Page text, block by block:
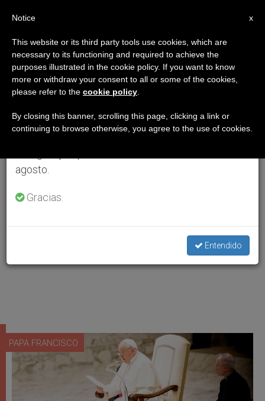
PAPA FRANCISCO
×
Aviso importante
Del 27 de julio al 7 de agosto haremos la pausa
anual, aprovechando que en el periodo de verano
se generan menos informaciones y también el
agosto.
Gracias.
Entendido
x
Notice
This website or its third party tools use cookies, which are
necessary to its functioning and required to achieve the
purposes illustrated in the cookie policy. If you want to know
more or withdraw your consent to all or some of the cookies,
please refer to the cookie policy
By closing this banner, scrolling this page, clicking a link or
continuing to browse otherwise, you agree to the use of cookies.